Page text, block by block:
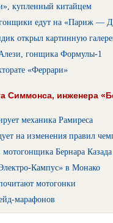
купленный китайцем
едут на «Париж —
открыл картинную
гонщика Формулы-1
«Феррари»
Симмонса, инженера
механика Рамиреса
на изменения правил
Бернара Казада
Кампус» в Монако
мотогонки
марафонов